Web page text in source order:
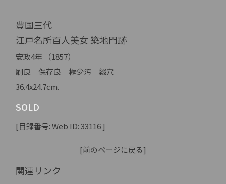
豊国三代
江戸名所百人美女 築地門跡
安政4年 （1857）
刷良 保存良 極少汚 綴穴
36.4x24.7cm.
SOLD
[目録番号: Web ID: 33116 ]
[前のページに戻る]
関連リンク